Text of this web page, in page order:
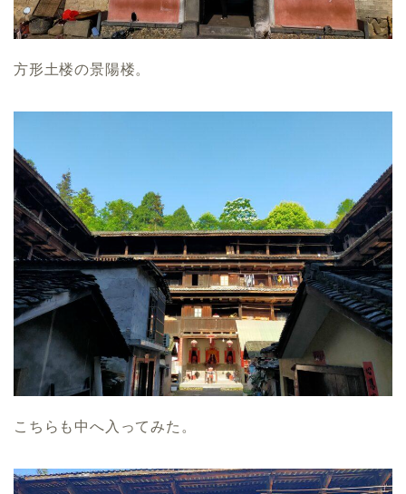
方形土楼の景陽楼。
こちらも中へ入ってみた。